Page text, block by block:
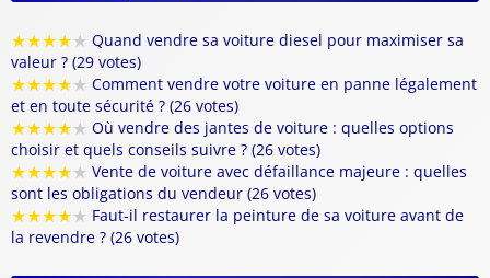
★★★★★ Quand vendre sa voiture diesel pour maximiser sa
valeur ? (29 votes)
★★★★★ Comment vendre votre voiture en panne légalement
et en toute sécurité ? (26 votes)
★★★★★ Où vendre des jantes de voiture : quelles options
choisir et quels conseils suivre ? (26 votes)
★★★★★ Vente de voiture avec défaillance majeure : quelles
sont les obligations du vendeur (26 votes)
★★★★★ Faut-il restaurer la peinture de sa voiture avant de
la revendre ? (26 votes)